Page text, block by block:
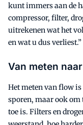
kunt immers aan de
compressor, filter,
uitrekenen wat het
en wat u dus verliest.”
Van meten
Het meten van flow
sporen, maar ook
toe is. Filters en